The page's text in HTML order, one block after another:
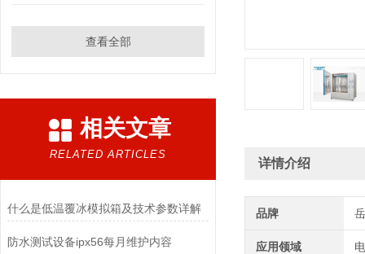
查看全部
相关文章
RELATED ARTICLES
什么是低温覆冰模拟箱及技术参数详解
防水测试设备ipx56每月维护内容
详情介绍
品牌
应用领域